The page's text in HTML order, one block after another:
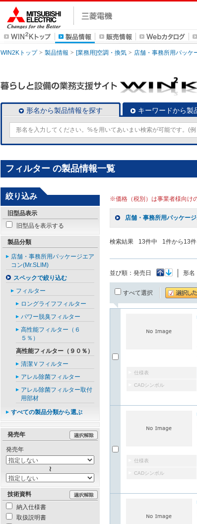
WIN2Kトップ 製品情報 [業務用]空調・換気 店舗・事務所用パッケ
形名から製品情報を探す キーワードから製
フィルター の製品情報一覧
※価格（税別）は事業者様向け
店舗・事務所用パッケー
検索結果 13件中 1件から 13
並び順： 発売日 形名
すべて選択
仕様表
CADシンボル
仕様表
CADシンボル
絞り込み
旧型品表示
旧型品を表示する
製品分類
店舗・事務所用パッケージエア
コン(Mr.SLIM)
スペックで絞り込む
フィルター
ロングライフフィルター
パワー脱臭フィルター
高性能フィルター（６
５％）
高性能フィルター（９０％）
清潔Ｖフィルター
アレル除菌フィルター
アレル除菌フィルター取付
用部材
すべての製品分類から選ぶ
発売年
発売年
技術資料
納入仕様書
取扱説明書